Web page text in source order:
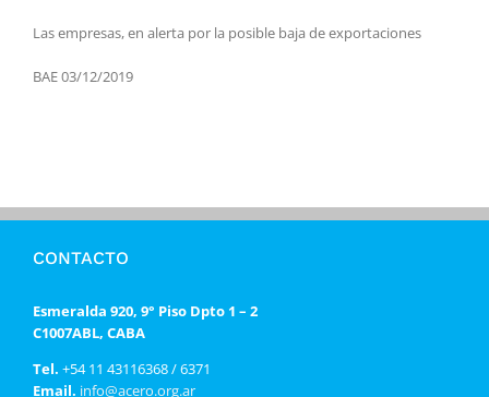
Las empresas, en alerta por la posible baja de exportaciones
BAE 03/12/2019
CONTACTO
Esmeralda 920, 9° Piso Dpto 1 – 2
C1007ABL, CABA
Tel. +54 11 43116368 / 6371
Email. info@acero.org.ar